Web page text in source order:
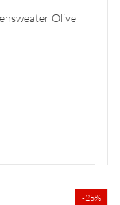
Olive
-25%